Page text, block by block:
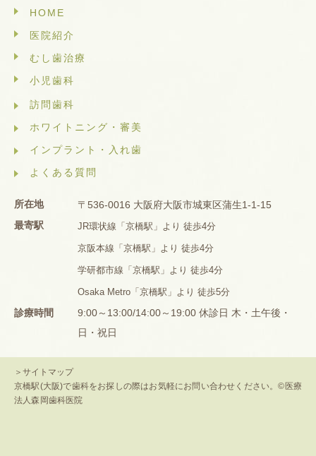
HOME
医院紹介
むし歯治療
小児歯科
訪問歯科
ホワイトニング・審美
インプラント・入れ歯
よくある質問
所在地
〒536-0016 大阪府大阪市城東区蒲生1-1-15
最寄駅
JR環状線「京橋駅」より 徒歩4分
京阪本線「京橋駅」より 徒歩4分
学研都市線「京橋駅」より 徒歩4分
Osaka Metro「京橋駅」より 徒歩5分
診療時間
9:00～13:00/14:00～19:00 休診日 木・土午後・
日・祝日
＞サイトマップ
京橋駅(大阪)で歯科をお探しの際はお気軽にお問い合わせください。©医療
法人森岡歯科医院